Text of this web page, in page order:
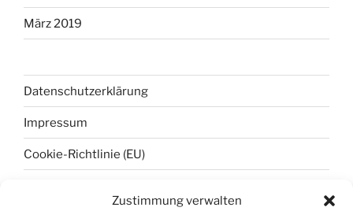
Zustimmung verwalten
März 2019
Datenschutzerklärung
Impressum
Cookie-Richtlinie (EU)